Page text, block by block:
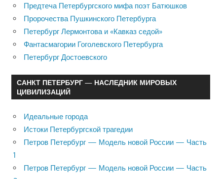
Предтеча Петербургского мифа поэт Батюшков
Пророчества Пушкинского Петербурга
Петербург Лермонтова и «Кавказ седой»
Фантасмагории Гоголевского Петербурга
Петербург Достоевского
САНКТ ПЕТЕРБУРГ — НАСЛЕДНИК МИРОВЫХ
ЦИВИЛИЗАЦИЙ
Идеальные города
Истоки Петербургской трагедии
Петров Петербург — Модель новой России — Часть
1
Петров Петербург — Модель новой России — Часть